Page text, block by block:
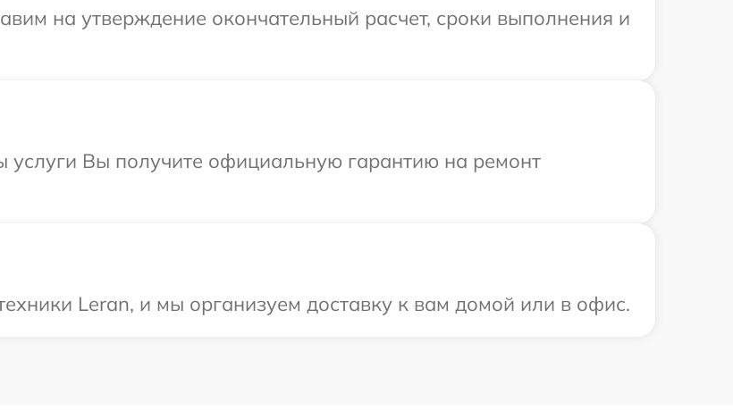
на утверждение окончательный расчет, сроки выполнения и
услуги Вы получите официальную гарантию на ремонт
Leran, и мы организуем доставку к вам домой или в офис.